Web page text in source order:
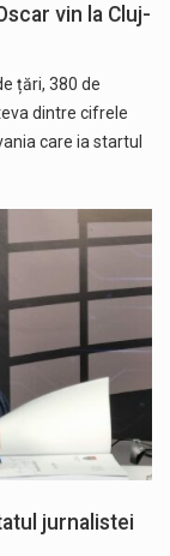
vin la Cluj-
țări, 380 de
dintre cifrele
care ia startul
jurnalistei